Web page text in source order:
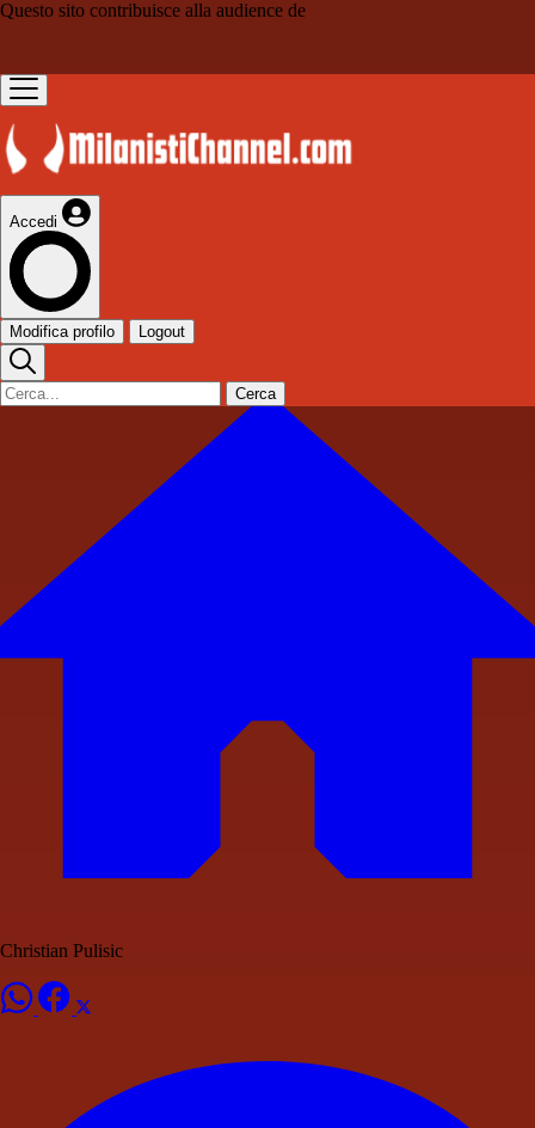
Questo sito contribuisce alla audience de
Accedi
Modifica profilo Logout
Cerca
Christian Pulisic